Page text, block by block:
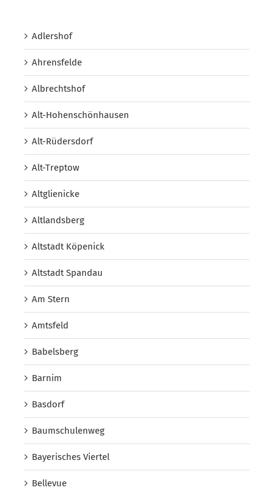
Adlershof
Ahrensfelde
Albrechtshof
Alt-Hohenschönhausen
Alt-Rüdersdorf
Alt-Treptow
Altglienicke
Altlandsberg
Altstadt Köpenick
Altstadt Spandau
Am Stern
Amtsfeld
Babelsberg
Barnim
Basdorf
Baumschulenweg
Bayerisches Viertel
Bellevue